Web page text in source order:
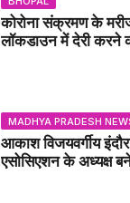
कोरोना संक्रमण के
लॉकडाउन में देरी करने
MADHYA PRADESH
आकाश विजयवर्गीय
एसोसिएशन के अध्यक्ष